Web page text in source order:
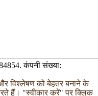
कंपनी संख्या:
और विश्लेषण को बेहतर बनाने के
हैं। "स्वीकार करें" पर क्लिक